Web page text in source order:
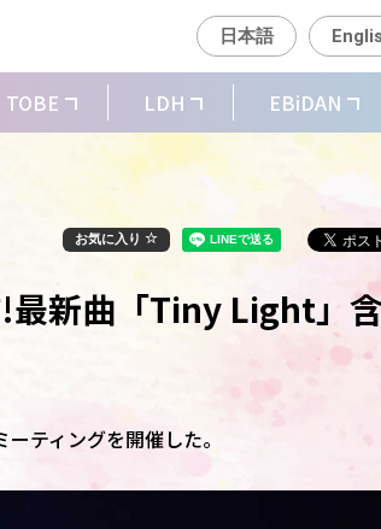
日本語
TOBE LDH EBiDAN
お気に入り
最新曲「Tiny Light」
ティングを開催した。